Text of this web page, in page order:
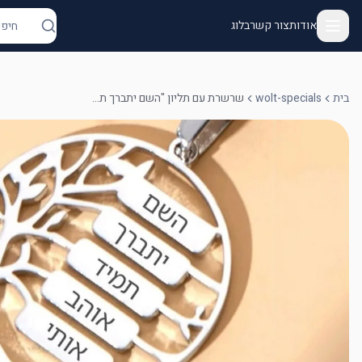
אודותצור קשרבלוג
בית wolt-specials שרשרת עם תליון "השם יתברך תמיד אוהב אותי"